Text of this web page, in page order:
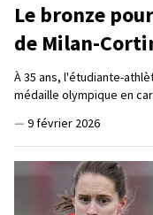
Le bronze
de Milan-
À 35 ans, l'étudiante-
médaille olympique en
— 9 février 2026